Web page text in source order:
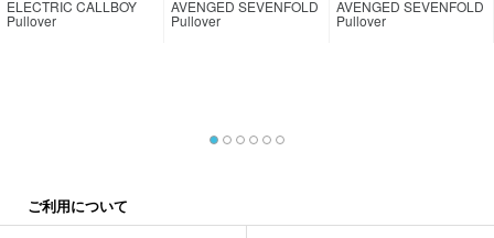
ELECTRIC CALLBOY
Pullover
AVENGED SEVENFOLD
Pullover
AVENGED SEVENFOLD
Pullover
ご利用について